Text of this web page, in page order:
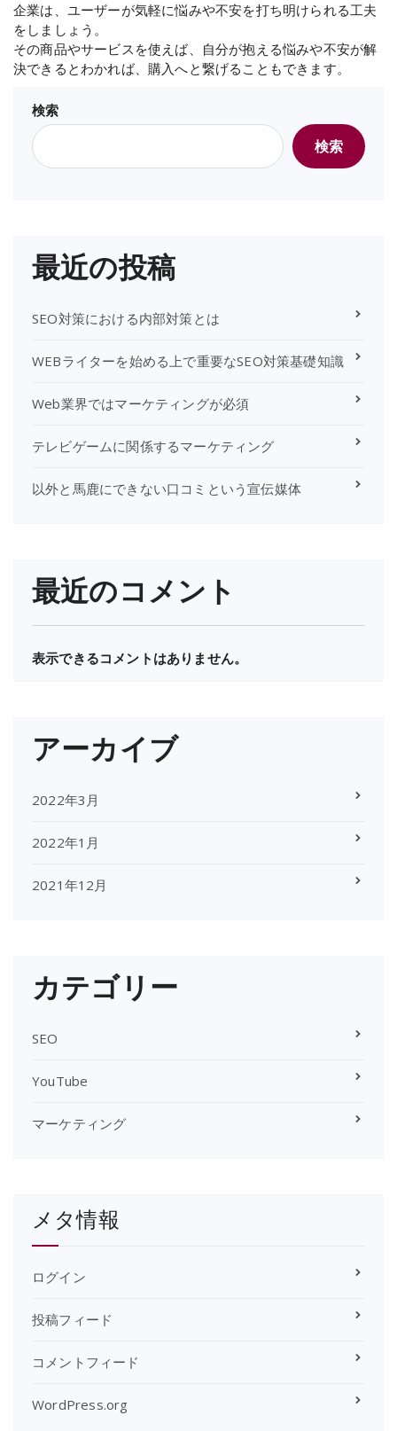
企業は、ユーザーが気軽に悩みや不安を打ち明けられる工夫
をしましょう。
その商品やサービスを使えば、自分が抱える悩みや不安が解
決できるとわかれば、購入へと繋げることもできます。
検索
検索
最近の投稿
SEO対策における内部対策とは
WEBライターを始める上で重要なSEO対策基礎知識
Web業界ではマーケティングが必須
テレビゲームに関係するマーケティング
以外と馬鹿にできない口コミという宣伝媒体
最近のコメント
表示できるコメントはありません。
アーカイブ
2022年3月
2022年1月
2021年12月
カテゴリー
SEO
YouTube
マーケティング
メタ情報
ログイン
投稿フィード
コメントフィード
WordPress.org